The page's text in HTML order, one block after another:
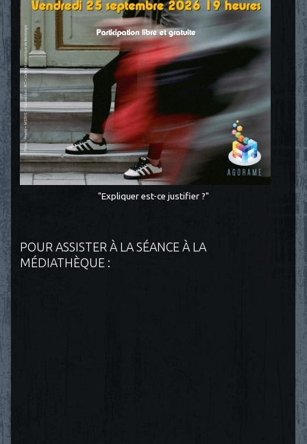
"Expliquer est-ce justifier ?"
POUR ASSISTER À LA SÉANCE À LA
MÉDIATHÈQUE :